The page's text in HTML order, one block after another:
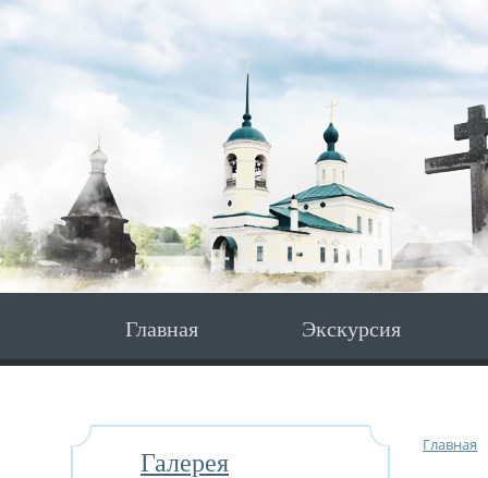
Главная Экскурсия
Галерея
Главная